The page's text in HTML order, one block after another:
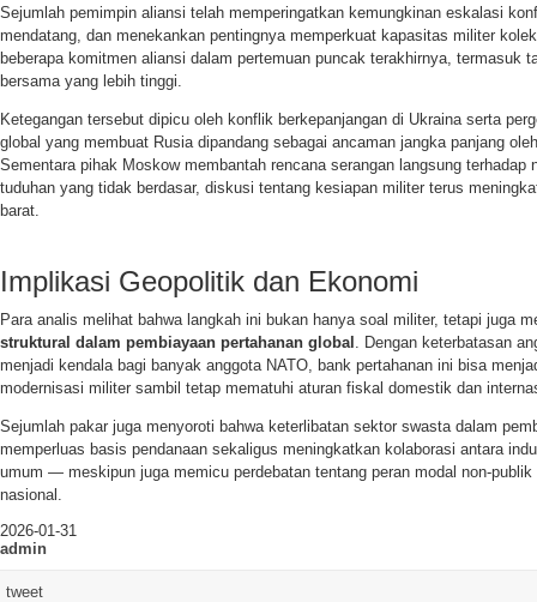
Sejumlah pemimpin aliansi telah memperingatkan kemungkinan eskalasi
mendatang, dan menekankan pentingnya memperkuat kapasitas militer
beberapa komitmen aliansi dalam pertemuan puncak terakhirnya, termasuk
bersama yang lebih tinggi.
Ketegangan tersebut dipicu oleh konflik berkepanjangan di Ukraina serta
global yang membuat Rusia dipandang sebagai ancaman jangka panjang
Sementara pihak Moskow membantah rencana serangan langsung terhadap
tuduhan yang tidak berdasar, diskusi tentang kesiapan militer terus
barat.
Implikasi Geopolitik dan Ekonomi
Para analis melihat bahwa langkah ini bukan hanya soal militer, tetapi juga
struktural dalam pembiayaan pertahanan global . Dengan keterbatasan
menjadi kendala bagi banyak anggota NATO, bank pertahanan ini bisa
modernisasi militer sambil tetap mematuhi aturan fiskal domestik dan
Sejumlah pakar juga menyoroti bahwa keterlibatan sektor swasta dalam
memperluas basis pendanaan sekaligus meningkatkan kolaborasi antara
umum — meskipun juga memicu perdebatan tentang peran modal non-
nasional.
2026-01-31
admin
tweet